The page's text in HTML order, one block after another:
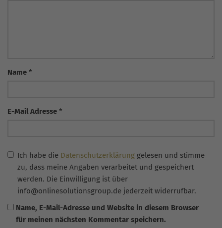
Name *
E-Mail Adresse *
Ich habe die Datenschutzerklärung gelesen und stimme
zu, dass meine Angaben verarbeitet und gespeichert
werden. Die Einwilligung ist über
info@onlinesolutionsgroup.de jederzeit widerrufbar.
Name, E-Mail-Adresse und Website in diesem Browser
für meinen nächsten Kommentar speichern.